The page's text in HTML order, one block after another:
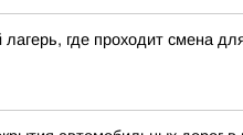
где проходит смена